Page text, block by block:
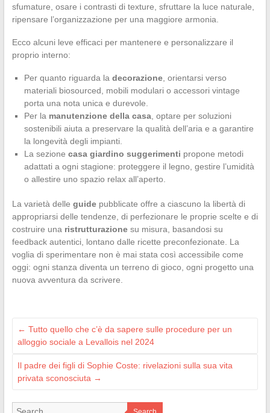
sfumature, osare i contrasti di texture, sfruttare la luce naturale,
ripensare l’organizzazione per una maggiore armonia.
Ecco alcuni leve efficaci per mantenere e personalizzare il
proprio interno:
Per quanto riguarda la decorazione, orientarsi verso
materiali biosourced, mobili modulari o accessori vintage
porta una nota unica e durevole.
Per la manutenzione della casa, optare per soluzioni
sostenibili aiuta a preservare la qualità dell’aria e a garantire
la longevità degli impianti.
La sezione casa giardino suggerimenti propone metodi
adattati a ogni stagione: proteggere il legno, gestire l’umidità
o allestire uno spazio relax all’aperto.
La varietà delle guidepubblicate offre a ciascuno la libertà di
appropriarsi delle tendenze, di perfezionare le proprie scelte e di
costruire una ristrutturazionesu misura, basandosi su
feedback autentici, lontano dalle ricette preconfezionate. La
voglia di sperimentare non è mai stata così accessibile come
oggi: ogni stanza diventa un terreno di gioco, ogni progetto una
nuova avventura da scrivere.
← Tutto quello che c’è da sapere sulle procedure per un
alloggio sociale a Levallois nel 2024
Il padre dei figli di Sophie Coste: rivelazioni sulla sua vita
privata sconosciuta →